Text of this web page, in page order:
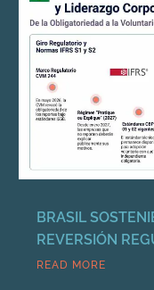
BRASIL
REVERSIÓN
READ MORE